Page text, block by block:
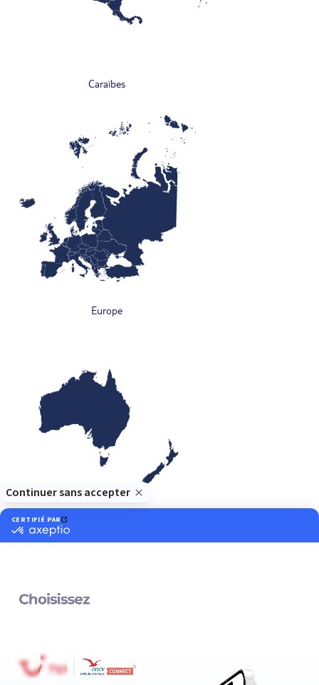
Caraïbes
Europe